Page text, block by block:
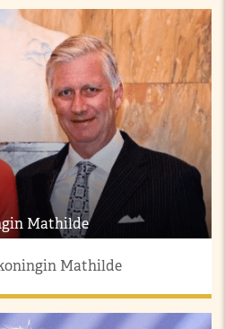
Mathilde
Mathilde